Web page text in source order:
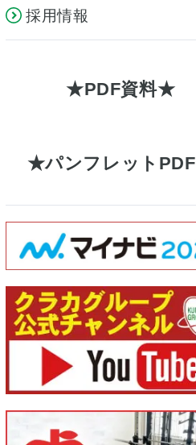
採用情報
PDF資料
パンフレットPDF